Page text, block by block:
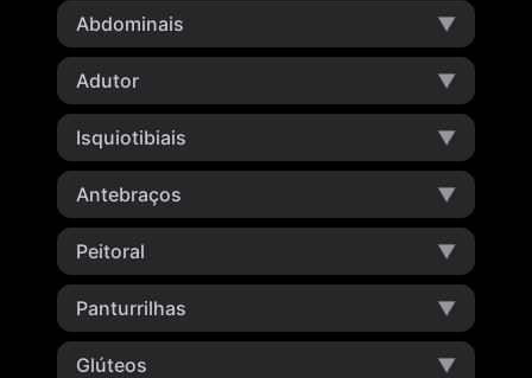
Abdominais
▼
Adutor ▼
Isquiotibiais ▼
Antebraços ▼
Peitoral ▼
Panturrilhas ▼
Glúteos ▼